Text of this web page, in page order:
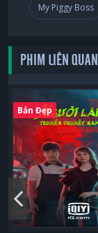
My Piggy Boss
PHIM LIÊN QUAN
Bản Đẹp